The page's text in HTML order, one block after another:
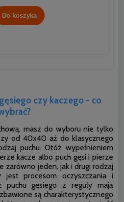
Do koszyka
czy kaczego - co
masz do wyboru nie tylko
od 40x40 aż do klasycznego
puchu. Otóż wypełnieniem
kacze albo puch gęsi i pierze
zarówno jeden, jak i drugi rodzaj
jest procesom oczyszczania i
puchu gęsiego z reguły mają
są charakterystycznego